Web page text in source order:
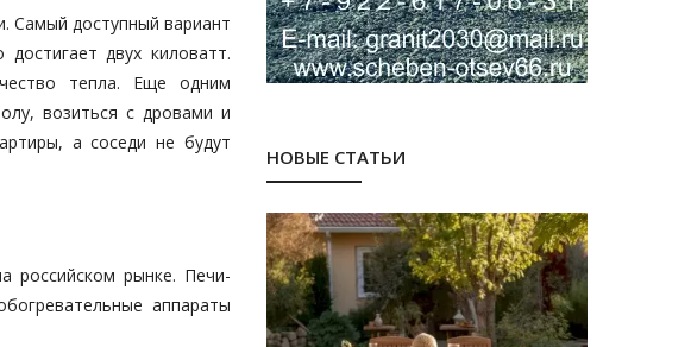
Самый доступный вариант
двух киловатт.
тепла. Еще одним
возиться с дровами и
а соседи не будут
российском рынке. Печи-
аппараты
НОВЫЕ СТАТЬИ